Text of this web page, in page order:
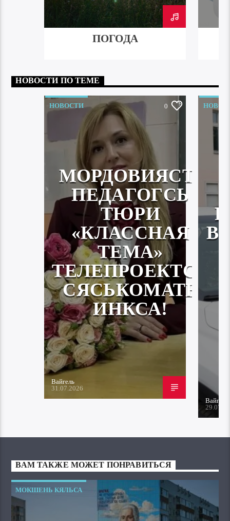
ПОГОДА
НОВОСТИ ПО ТЕМЕ
НОВОСТИ 0
МОРДОВИЯСТА
ПЕДАГОГСЬ
ТЮРИ
«КЛАССНАЯ
ТЕМА»
ТЕЛЕПРОЕКТСА
СЯСЬКОМАТЬ
ИНКСА!
Вайгель
31.07.2026
Вайгель
ВАМ ТАКЖЕ МОЖЕТ ПОНРАВИТЬСЯ
МОКШЕНЬ КЯЛЬСА